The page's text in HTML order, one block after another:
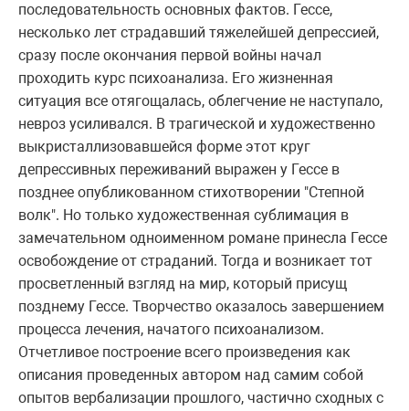
последовательность основных фактов. Гессе,
несколько лет страдавший тяжелейшей депрессией,
сразу после окончания первой войны начал
проходить курс психоанализа. Его жизненная
ситуация все отягощалась, облегчение не наступало,
невроз усиливался. В трагической и художественно
выкристаллизовавшейся форме этот круг
депрессивных переживаний выражен у Гессе в
позднее опубликованном стихотворении "Степной
волк". Но только художественная сублимация в
замечательном одноименном романе принесла Гессе
освобождение от страданий. Тогда и возникает тот
просветленный взгляд на мир, который присущ
позднему Гессе. Творчество оказалось завершением
процесса лечения, начатого психоанализом.
Отчетливое построение всего произведения как
описания проведенных автором над самим собой
опытов вербализации прошлого, частично сходных с